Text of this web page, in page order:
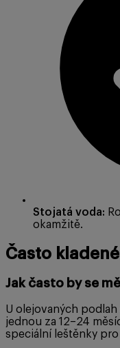
Stojatá voda:
okamžitě.
Často
Jak často by se
U olejovaných
jednou za 12–24
speciální leštěnky